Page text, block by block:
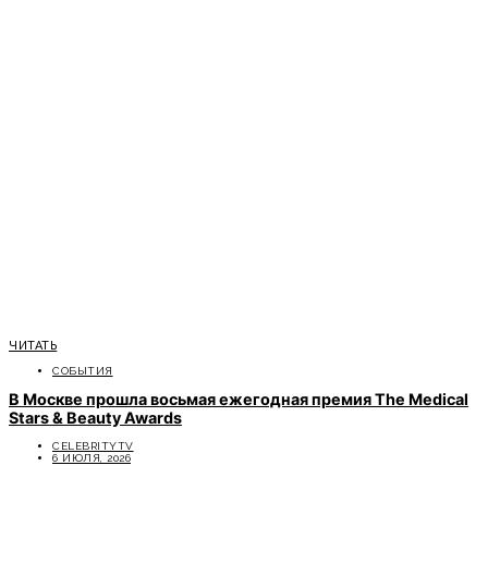
ЧИТАТЬ
СОБЫТИЯ
В Москве прошла восьмая ежегодная премия The Medical
Stars & Beauty Awards
CELEBRITYTV
6 ИЮЛЯ, 2026